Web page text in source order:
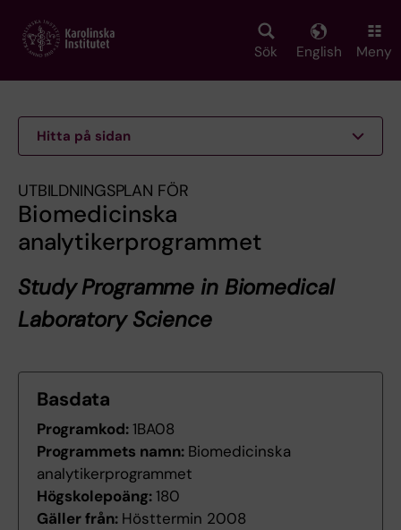
main
Sök English Meny
Hitta på sidan
UTBILDNINGSPLAN FÖR
Biomedicinska
analytikerprogrammet
Study Programme in Biomedical
Laboratory Science
Basdata
Programkod:1BA08
Programmets namn: Biomedicinska
analytikerprogrammet
Högskolepoäng:180
Gäller från: Hösttermin 2008